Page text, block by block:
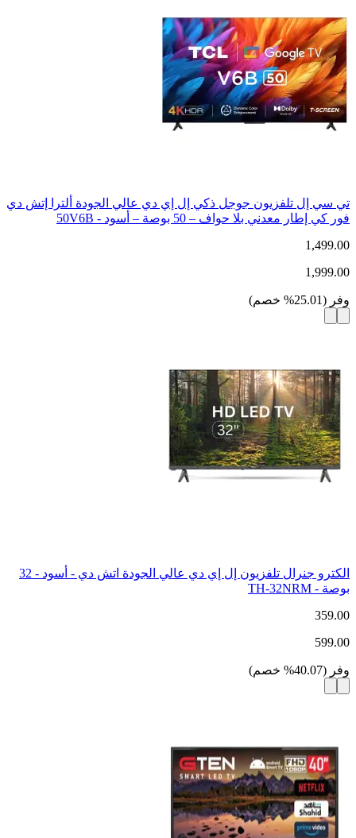
تي سي إل تلفزيون جوجل ذكي إل إي دي عالي الجودة ألترا إتش دي
فور كي إطار معدني بلا حواف – 50 بوصة – أسود - 50V6B
1,499.00
1,999.00
وفر (
25.01
% خصم)
الكترو جنرال تلفزيون إل إي دي عالي الجودة اتش دي - أسود - 32
بوصة - TH-32NRM
359.00
599.00
وفر (
40.07
% خصم)